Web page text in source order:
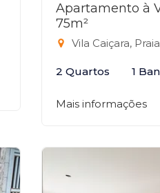
Apartamento à
75m²
Vila Caiçara,
2 Quartos 1
Mais informações